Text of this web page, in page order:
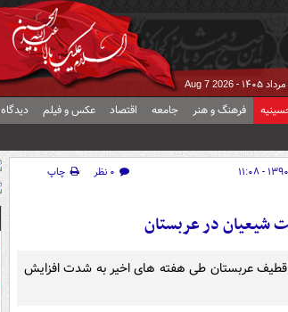
Aug 7 2026
فرهنگ و هنر جامعه اقتصاد عکس و فیلم دیدگاه
۰ نظر
چاپ
شیعیان در عربستان
عربستان طی هفته های اخیر به شدت افزایش